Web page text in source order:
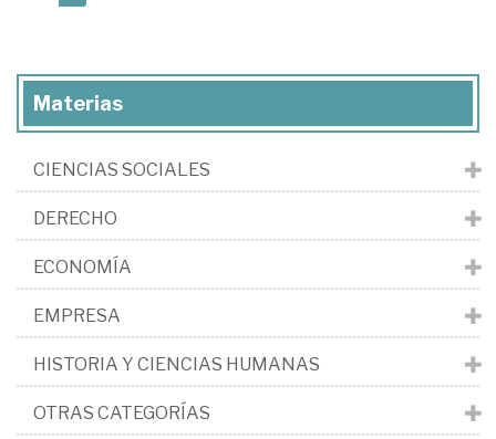
Materias
CIENCIAS SOCIALES
DERECHO
ECONOMÍA
EMPRESA
HISTORIA Y CIENCIAS HUMANAS
OTRAS CATEGORÍAS